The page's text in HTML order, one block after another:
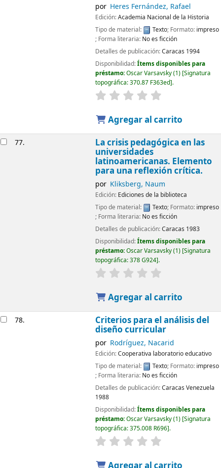
por Heres Fernández, Rafael
Edición:Academia Nacional de la Historia
Tipo de material:
Texto; Formato: impreso
; Forma literaria: No es ficción
Detalles de publicación:Caracas 1994
Disponibilidad:Ítems disponibles para
préstamo:Oscar Varsavsky(1) Signatura
topográfica:370.87 F363ed .
Agregar al carrito
77. La crisis pedagógica en las
universidades
latinoamericanas. Elemento
para una reflexión crítica.
por Kliksberg, Naum
Edición: Ediciones de la biblioteca
Tipo de material:
Texto; Formato: impreso
; Forma literaria: No es ficción
Detalles de publicación:Caracas 1983
Disponibilidad:Ítems disponibles para
préstamo:Oscar Varsavsky(1) Signatura
topográfica:378 G924 .
Agregar al carrito
78. Criterios para el análisis del
diseño curricular
por Rodríguez, Nacarid
Edición:Cooperativa laboratorio educativo
Tipo de material:
Texto; Formato: impreso
; Forma literaria: No es ficción
Detalles de publicación:Caracas Venezuela
1988
Disponibilidad:Ítems disponibles para
préstamo:Oscar Varsavsky(1) Signatura
topográfica:375.008 R696 .